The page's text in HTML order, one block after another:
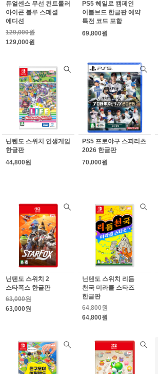
듀얼센스 무선 컨트롤러
아이콘 블루 스폐셜
에디션
129,000원
129,000원
PS5 헤일로 캠페인
이볼브드 한글판 예약
특전 코드 포함
69,800원
닌텐도 스위치 인생게임
한글판
44,800원
PS5 프로야구 스피리츠
2026 한글판
70,000원
닌텐도 스위치 2
스타폭스 한글판
63,000원
63,000원
닌텐도 스위치 리듬
천국 미라클 스타즈
한글판
64,800원
64,800원